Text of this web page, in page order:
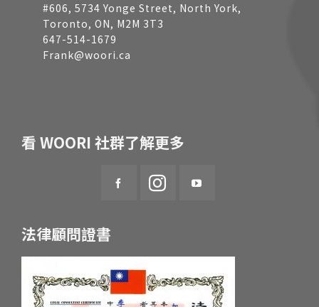
#606, 5734 Yonge Street, North York,
Toronto, ON, M2M 3T3
647-514-1679
Frank@woori.ca
看 WOORI 社群了解更多
法律顧問證書